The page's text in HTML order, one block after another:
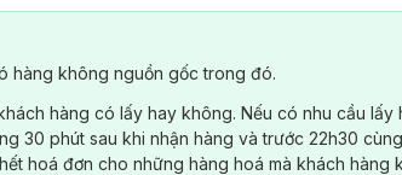
hàng không nguồn gốc trong đó.
hàng có lấy hay không. Nếu có nhu cầu lấy
30 phút sau khi nhận hàng và trước 22h30
hoá đơn cho những hàng hoá mà khách hàng